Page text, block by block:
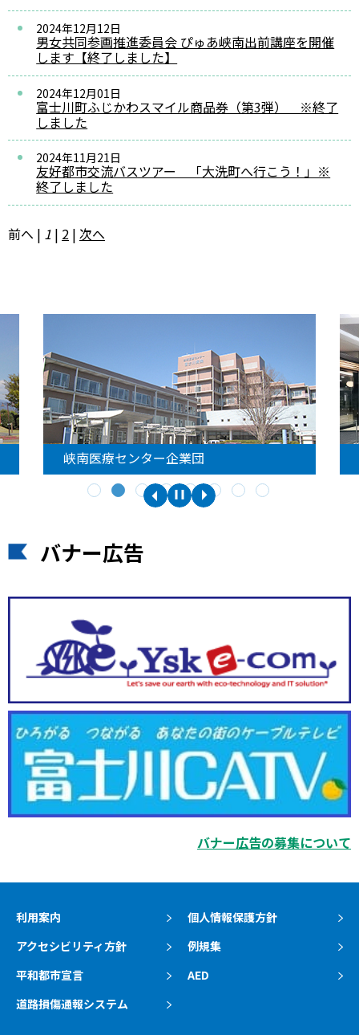
2024年12月12日
男女共同参画推進委員会 ぴゅあ峡南出前講座を開催
します【終了しました】
2024年12月01日
富士川町ふじかわスマイル商品券（第3弾） ※終了
しました
2024年11月21日
友好都市交流バスツアー 「大洗町へ行こう！」※
終了しました
前へ | 1 | 2 | 次へ
峡南医療センター企業団
バナー広告
バナー広告の募集について
利用案内
個人情報保護方針
アクセシビリティ方針
例規集
平和都市宣言
AED
道路損傷通報システム